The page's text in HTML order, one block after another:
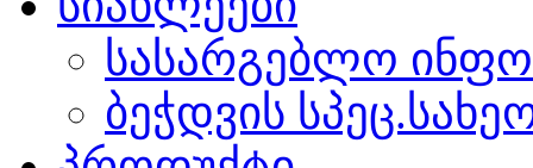
სასარგებლო ინფო
ბეჭდვის